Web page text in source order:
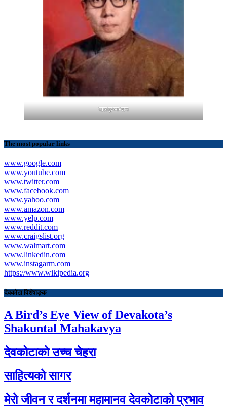
बालकृष्ण-सम
The most popular links
www.google.com
www.youtube.com
www.twitter.com
www.facebook.com
www.yahoo.com
www.amazon.com
www.yelp.com
www.reddit.com
www.craigslist.org
www.walmart.com
www.linkedin.com
www.instagarm.com
https://www.wikipedia.org
देवकोटा विशेषाङ्क
A Bird’s Eye View of Devakota’s
Shakuntal Mahakavya
देवकोटाको उच्च चेहरा
साहित्यको सागर
मेरो जीवन र दर्शनमा महामानव देवकोटाको प्रभाव